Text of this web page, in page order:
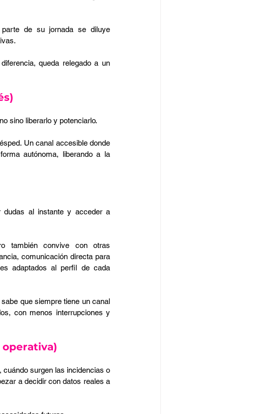
de su jornada se diluye
queda relegado a un
sino liberarlo y potenciarlo.
Un canal accesible donde
autónoma, liberando a la
dudas al instante y acceder a
también convive con otras
comunicación directa para
adaptados al perfil de cada
que siempre tiene un canal
con menos interrupciones y
cuándo surgen las incidencias o
a decidir con datos reales a